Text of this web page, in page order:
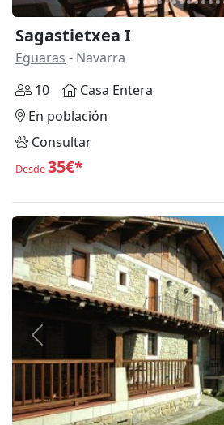
Sagastietxea I
Eguaras - Navarra
10
Casa Entera
En población
Consultar
Desde35€*
Anterior